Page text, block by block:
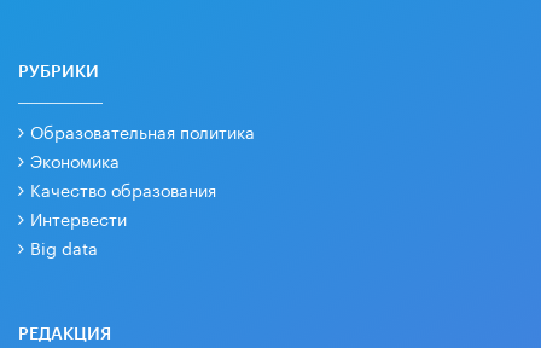
РУБРИКИ
Образовательная политика
Экономика
Качество образования
Интервести
Big data
РЕДАКЦИЯ